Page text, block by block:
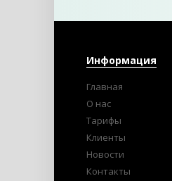
Информация
Главная
О нас
Тарифы
Клиенты
Новости
Контакты